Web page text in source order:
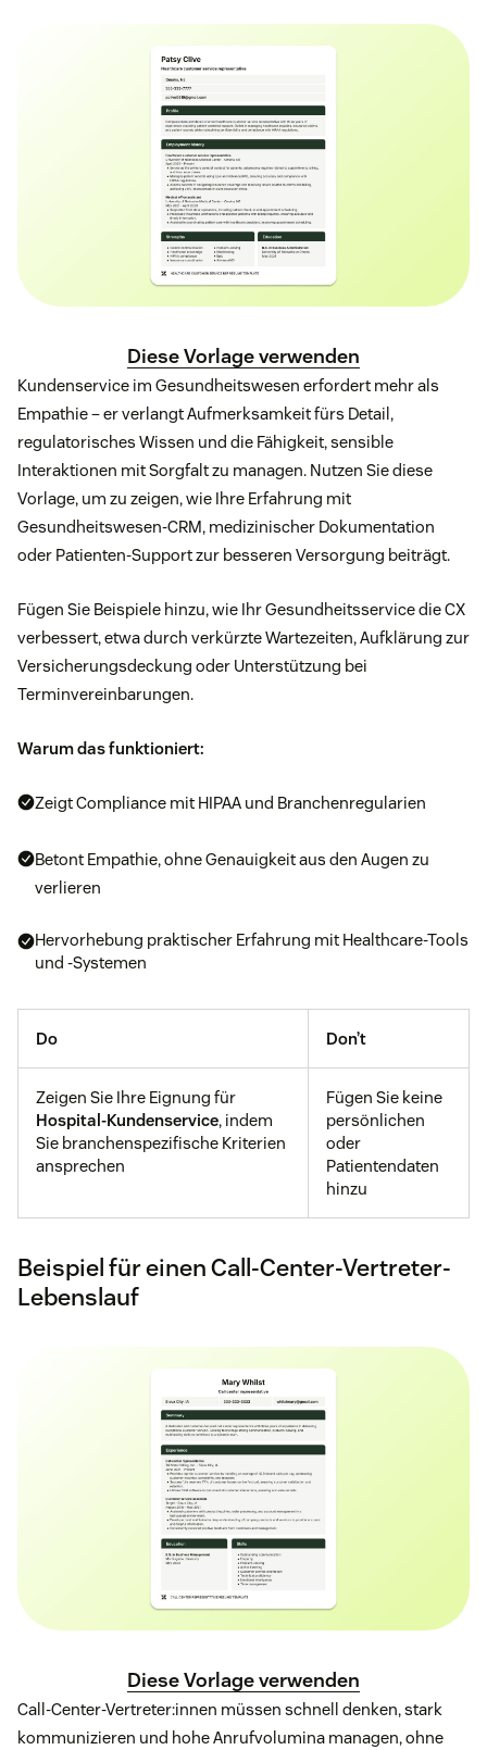
Diese Vorlage verwenden
Kundenservice im Gesundheitswesen erfordert mehr als
Empathie – er verlangt Aufmerksamkeit fürs Detail,
regulatorisches Wissen und die Fähigkeit, sensible
Interaktionen mit Sorgfalt zu managen. Nutzen Sie diese
Vorlage, um zu zeigen, wie Ihre Erfahrung mit
Gesundheitswesen-CRM, medizinischer Dokumentation
oder Patienten-Support zur besseren Versorgung beiträgt.
Fügen Sie Beispiele hinzu, wie Ihr Gesundheitsservice die CX
verbessert, etwa durch verkürzte Wartezeiten, Aufklärung zur
Versicherungsdeckung oder Unterstützung bei
Terminvereinbarungen.
Warum das funktioniert:
Zeigt Compliance mit HIPAA und Branchenregularien
Betont Empathie, ohne Genauigkeit aus den Augen zu
verlieren
Hervorhebung praktischer Erfahrung mit Healthcare-Tools
und -Systemen
Do Don’t
Zeigen Sie Ihre Eignung für
Hospital-Kundenservice, indem
Sie branchenspezifische Kriterien
ansprechen
Fügen Sie keine
persönlichen
oder
Patientendaten
hinzu
Beispiel für einen Call-Center-Vertreter-
Lebenslauf
Diese Vorlage verwenden
Call-Center-Vertreter:innen müssen schnell denken, stark
kommunizieren und hohe Anrufvolumina managen, ohne